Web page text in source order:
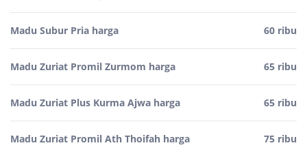
Madu Subur Pria harga 60 ribu
Madu Zuriat Promil Zurmom harga 65 ribu
Madu Zuriat Plus Kurma Ajwa harga 65 ribu
Madu Zuriat Promil Ath Thoifah harga 75 ribu